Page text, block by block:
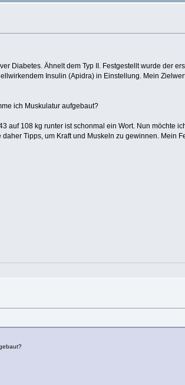
Diabetes. Ähnelt dem Typ II. Festgestellt wurde der
Insulin (Apidra) in Einstellung. Mein
ich Muskulatur aufgebaut?
auf 108 kg runter ist schonmal ein Wort. Nun möchte
Tipps, um Kraft und Muskeln zu gewinnen. Mein